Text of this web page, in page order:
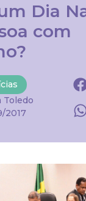
Dia
com
Toledo
2017